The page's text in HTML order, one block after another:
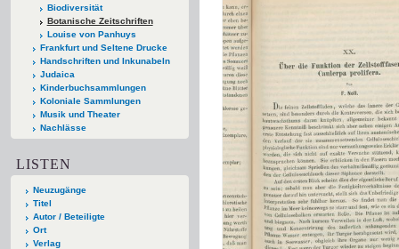
Biodiversität
Botanische Zeitschriften
Louise von Panhuys
Frankfurt und Seltene Drucke
Handschriften und Inkunabeln
Judaica
Kinderbuchsammlungen
Koloniale Sammlungen
Musik und Theater
Nachlässe
LISTEN
Neuzugänge
Titel
Autor / Beteiligte
Ort
Verlag